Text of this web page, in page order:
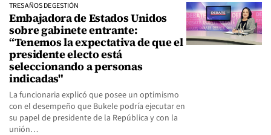
TRES AÑOS DE GESTIÓN
Embajadora de Estados Unidos
sobre gabinete entrante:
“Tenemos la expectativa de que el
presidente electo está
seleccionando a personas
indicadas"
La funcionaria explicó que posee un optimismo
con el desempeño que Bukele podría ejecutar en
su papel de presidente de la República y con la
unión…